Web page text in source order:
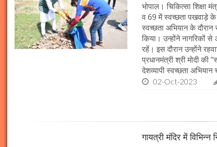
भोपाल। चिकित्सा शिक्षा
व 69 में स्वच्छता पखवाड़े के
स्वच्छता अभियान के
किया। उन्होंने नागरिकों
रहें। इस दौरान उन्होंने
प्रधानमंत्री श्री मोदी
देशव्यापी स्वच्छता अभियान
02-Oct-2023
गायत्री मंदिर में विभिन्न